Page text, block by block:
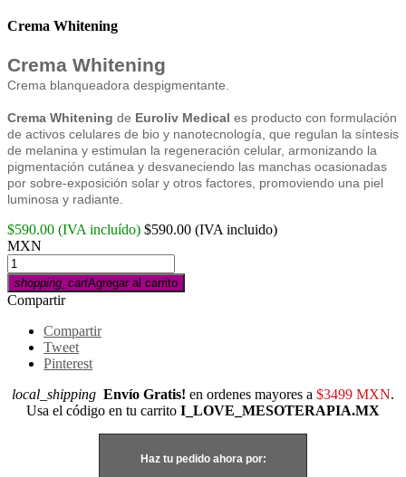
Crema Whitening
Crema Whitening
Crema blanqueadora despigmentante.
Crema Whitening de Euroliv Medical es producto con formulación
de activos celulares de bio y nanotecnología, que regulan la síntesis
de melanina y estimulan la regeneración celular, armonizando la
pigmentación cutánea y desvaneciendo las manchas ocasionadas
por sobre-exposición solar y otros factores, promoviendo una piel
luminosa y radiante.
$590.00 (IVA incluído) $590.00 (IVA incluido)
MXN
shopping_cartAgregar al carrito
Compartir
Compartir
Tweet
Pinterest
local_shipping Envío Gratis! en ordenes mayores a $3499 MXN.
Usa el código en tu carrito I_LOVE_MESOTERAPIA.MX
Haz tu pedido ahora por: